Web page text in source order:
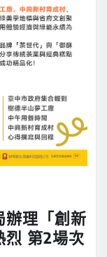
辦理「創新
烈 第2場次